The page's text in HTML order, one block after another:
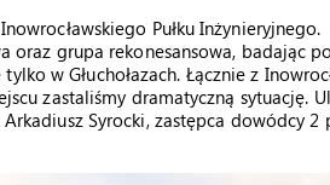
Pułku Inżynieryjnego.
oraz grupa rekonesansowa, badając
w Głuchołazach. Łącznie z
zastaliśmy dramatyczną sytuację.
Syrocki, zastępca dowódcy 2